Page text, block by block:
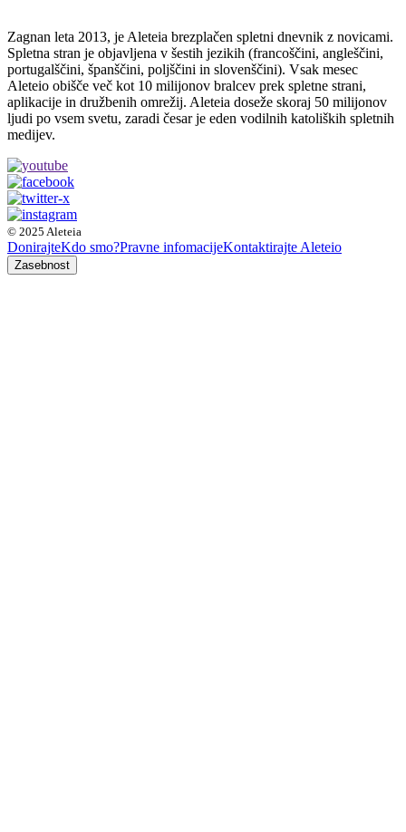
Zagnan leta 2013, je Aleteia brezplačen spletni dnevnik z novicami.
Spletna stran je objavljena v šestih jezikih (francoščini, angleščini,
portugalščini, španščini, poljščini in slovenščini). Vsak mesec
Aleteio obišče več kot 10 milijonov bralcev prek spletne strani,
aplikacije in družbenih omrežij. Aleteia doseže skoraj 50 milijonov
ljudi po vsem svetu, zaradi česar je eden vodilnih katoliških spletnih
medijev.
© 2025 Aleteia
DonirajteKdo smo?Pravne infomacijeKontaktirajte Aleteio
Zasebnost